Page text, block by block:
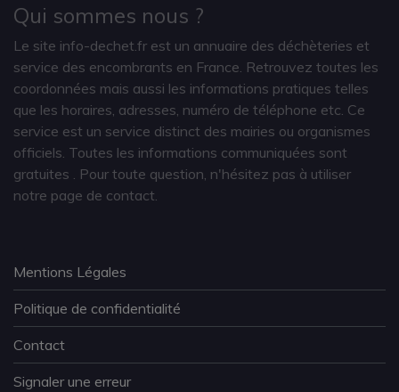
Qui sommes nous ?
Le site info-dechet.fr est un annuaire des déchèteries et
service des encombrants en France. Retrouvez toutes les
coordonnées mais aussi les informations pratiques telles
que les horaires, adresses, numéro de téléphone etc. Ce
service est un service distinct des mairies ou organismes
officiels. Toutes les informations communiquées sont
gratuites
. Pour toute question, n'hésitez pas à utiliser
notre page de contact.
Mentions Légales
Politique de confidentialité
Contact
Signaler une erreur